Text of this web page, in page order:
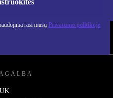
rasi mūsų Privatumo politikoje